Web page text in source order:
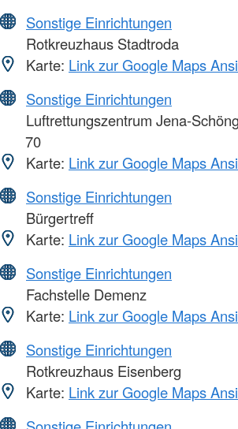
Sonstige Einrichtungen
Rotkreuzhaus Stadtroda
Karte: Link zur Google Maps
Sonstige Einrichtungen
Luftrettungszentrum Jena-
70
Karte: Link zur Google Maps
Sonstige Einrichtungen
Bürgertreff
Karte: Link zur Google Maps
Sonstige Einrichtungen
Fachstelle Demenz
Karte: Link zur Google Maps
Sonstige Einrichtungen
Rotkreuzhaus Eisenberg
Karte: Link zur Google Maps